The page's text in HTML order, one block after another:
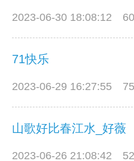
2023-06-30 18:08:12
71快乐
2023-06-29 16:27:55
山歌好比春江水_好薇
2023-06-26 21:08:42